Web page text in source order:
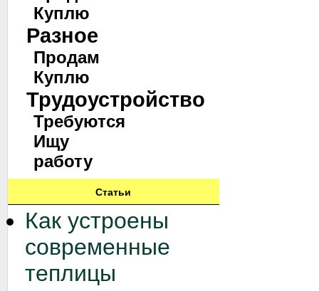
Куплю
Разное
Продам
Куплю
Трудоустройство
Требуются
Ищу
работу
Статьи
Как устроены
современные
теплицы